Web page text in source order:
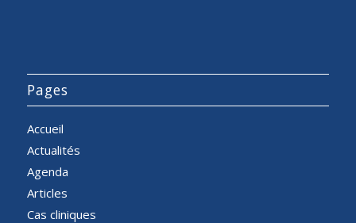
Pages
Accueil
Actualités
Agenda
Articles
Cas cliniques